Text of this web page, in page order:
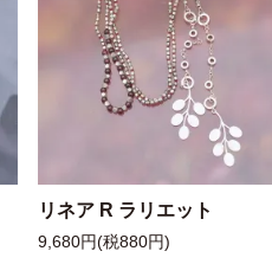
リネア R ラリエット
9,680円(税880円)